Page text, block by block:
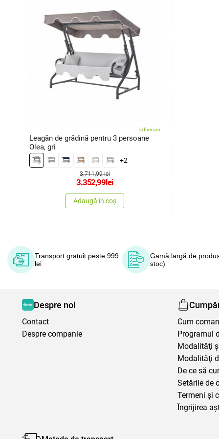
la furnizor
Leagăn de grădină pentru 3 persoane
Olea, gri
+2
3.711,99 lei
3.352,99lei
Adaugă în coș
Transport gratuit peste 999
lei
Gamă largă de
stoc)
Despre noi
Contact
Despre companie
Cum
Programul
Modalităţi
Modalităţi
De ce să
Setările de
Termeni şi
Îngrijirea